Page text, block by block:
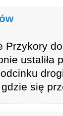
Przykory
ustaliła
się